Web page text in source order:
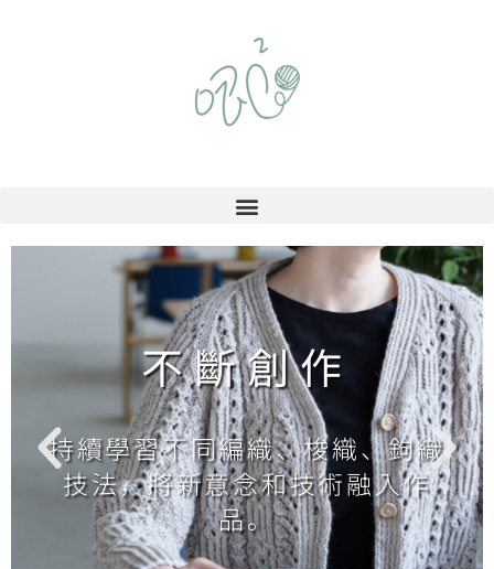
不斷創作
持續學習不同編織、梭織、鉤織
技法，將新意念和技術融入作
品。